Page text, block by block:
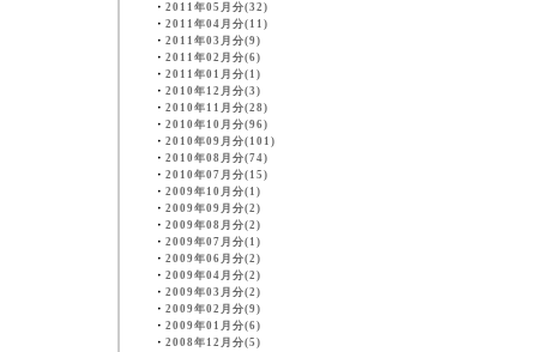
・ 2011年05月分(32)
・ 2011年04月分(11)
・ 2011年03月分(9)
・ 2011年02月分(6)
・ 2011年01月分(1)
・ 2010年12月分(3)
・ 2010年11月分(28)
・ 2010年10月分(96)
・ 2010年09月分(101)
・ 2010年08月分(74)
・ 2010年07月分(15)
・ 2009年10月分(1)
・ 2009年09月分(2)
・ 2009年08月分(2)
・ 2009年07月分(1)
・ 2009年06月分(2)
・ 2009年04月分(2)
・ 2009年03月分(2)
・ 2009年02月分(9)
・ 2009年01月分(6)
・ 2008年12月分(5)